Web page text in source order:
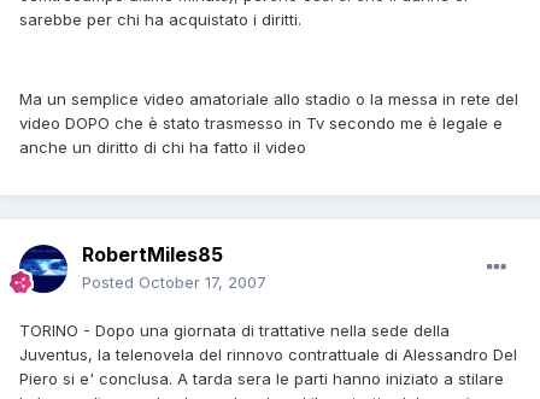
sarebbe per chi ha acquistato i diritti.
Ma un semplice video amatoriale allo stadio o la messa in rete del
video DOPO che è stato trasmesso in Tv secondo me è legale e
anche un diritto di chi ha fatto il video
RobertMiles85
Posted October 17, 2007
TORINO - Dopo una giornata di trattative nella sede della
Juventus, la telenovela del rinnovo contrattuale di Alessandro Del
Piero si e' conclusa. A tarda sera le parti hanno iniziato a stilare